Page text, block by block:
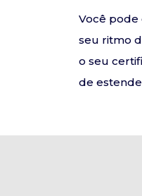
Você pode
seu ritmo
o seu
de